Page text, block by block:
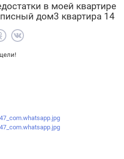
в моей квартире
дом3 квартира 14